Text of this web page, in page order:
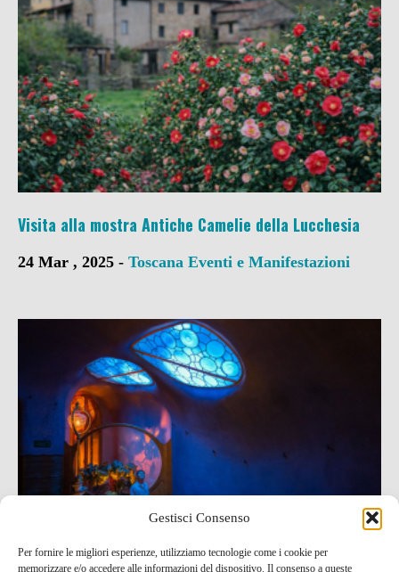
Gestisci Consenso
Per fornire le migliori esperienze, utilizziamo tecnologie come i cookie per
memorizzare e/o accedere alle informazioni del dispositivo. Il consenso a queste
Visita alla mostra Antiche Camelie della Lucchesia
24 Mar , 2025 - Toscana Eventi e Manifestazioni